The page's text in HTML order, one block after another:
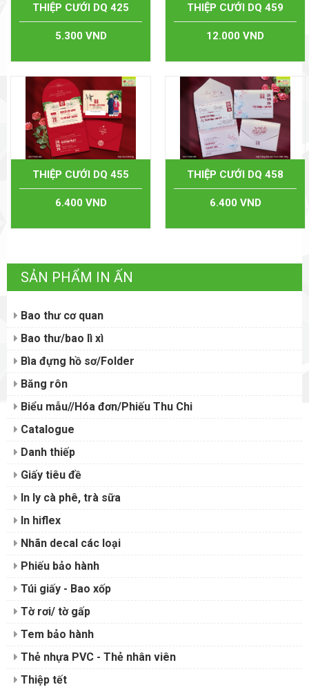
THIỆP CƯỚI DQ 425
5.300 VND
THIỆP CƯỚI DQ 459
12.000 VND
THIỆP CƯỚI DQ 455
6.400 VND
THIỆP CƯỚI DQ 458
6.400 VND
SẢN PHẨM IN ẤN
Bao thư cơ quan
Bao thư/bao lì xì
Bìa đựng hồ sơ/Folder
Băng rôn
Biểu mẫu//Hóa đơn/Phiếu Thu Chi
Catalogue
Danh thiếp
Giấy tiêu đề
In ly cà phê, trà sữa
In hiflex
Nhãn decal các loại
Phiếu bảo hành
Túi giấy - Bao xốp
Tờ rơi/ tờ gấp
Tem bảo hành
Thẻ nhựa PVC - Thẻ nhân viên
Thiệp tết